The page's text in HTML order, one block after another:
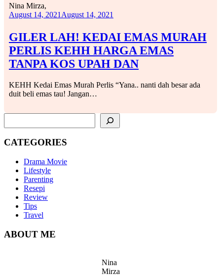
GILER LAH! KEDAI EMAS MURAH
PERLIS KEHH HARGA EMAS
TANPA KOS UPAH DAN
Nina Mirza,
August 14, 2021 August 14, 2021
KEHH Kedai Emas Murah Perlis “Yana.. nanti dah besar ada
duit beli emas tau! Jangan…
CATEGORIES
Drama Movie
Lifestyle
Parenting
Resepi
Review
Tips
Travel
ABOUT ME
Nina
Mirza